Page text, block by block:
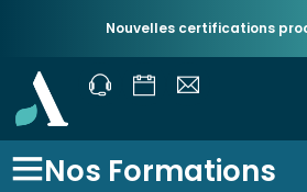
Nouvelles certifications
Nos Formations